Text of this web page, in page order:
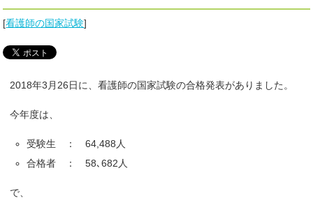
[看護師の国家試験]
2018年3月26日に、看護師の国家試験の合格発表がありました。
今年度は、
受験生 ： 64,488人
合格者 ： 58､682人
で、